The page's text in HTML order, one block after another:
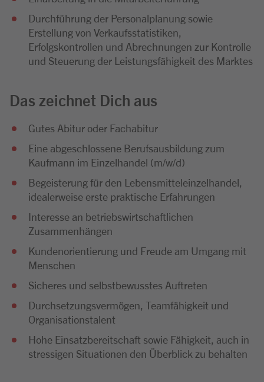
Durchführung der Personalplanung sowie
Erstellung von Verkaufsstatistiken,
Erfolgskontrollen und Abrechnungen zur Kontrolle
und Steuerung der Leistungsfähigkeit des Marktes
Das zeichnet Dich aus
Gutes Abitur oder Fachabitur
Eine abgeschlossene Berufsausbildung zum
Kaufmann im Einzelhandel (m/w/d)
Begeisterung für den Lebensmitteleinzelhandel,
idealerweise erste praktische Erfahrungen
Interesse an betriebswirtschaftlichen
Zusammenhängen
Kundenorientierung und Freude am Umgang mit
Menschen
Sicheres und selbstbewusstes Auftreten
Durchsetzungsvermögen, Teamfähigkeit und
Organisationstalent
Hohe Einsatzbereitschaft sowie Fähigkeit, auch in
stressigen Situationen den Überblick zu behalten